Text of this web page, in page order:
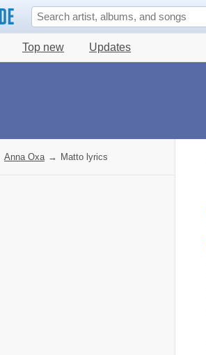
Top new Updates
Anna Oxa → Matto lyrics